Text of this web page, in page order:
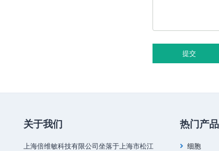
提交
关于我们
上海倍维敏科技有限公司坐落于上海市松江
热门产品
细胞